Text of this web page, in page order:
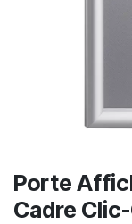
Porte
Cadre